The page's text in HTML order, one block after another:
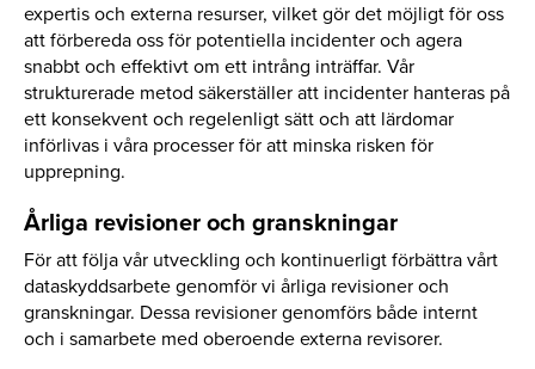
expertis och externa resurser, vilket gör det möjligt för oss
att förbereda oss för potentiella incidenter och agera
snabbt och effektivt om ett intrång inträffar. Vår
strukturerade metod säkerställer att incidenter hanteras på
ett konsekvent och regelenligt sätt och att lärdomar
införlivas i våra processer för att minska risken för
upprepning.
Årliga revisioner och granskningar
För att följa vår utveckling och kontinuerligt förbättra vårt
dataskyddsarbete genomför vi årliga revisioner och
granskningar. Dessa revisioner genomförs både internt
och i samarbete med oberoende externa revisorer.